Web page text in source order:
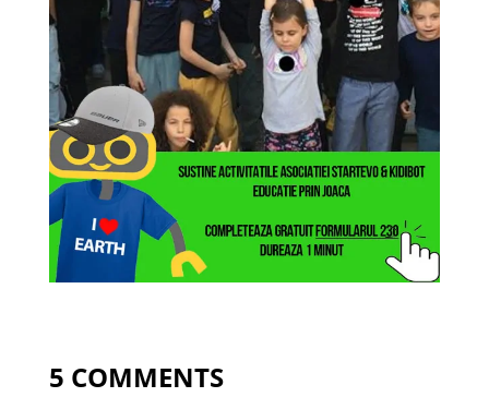
5 COMMENTS